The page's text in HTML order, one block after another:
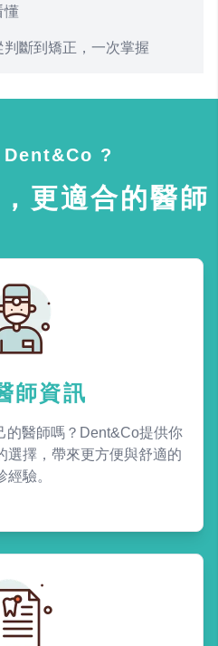
懂
斷到矯正，一次掌握
Dent&Co ?
更適合的醫師
師資訊
的醫師嗎？Dent&Co提供你
選擇，帶來更方便與舒適的
經驗。